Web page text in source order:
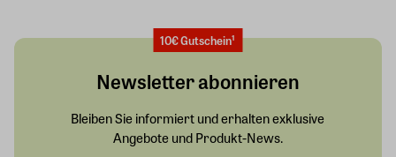
10€ Gutschein¹
Newsletter abonnieren
Bleiben Sie informiert und erhalten exklusive
Angebote und Produkt-News.